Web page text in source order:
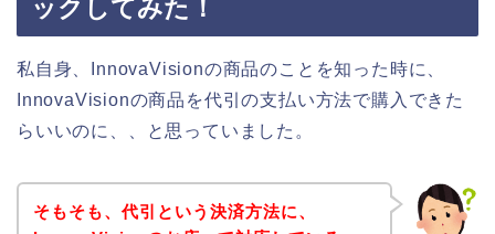
ックしてみた！
私自身、InnovaVisionの商品のことを知った時に、
InnovaVisionの商品を代引の支払い方法で購入できた
らいいのに、、と思っていました。
そもそも、代引という決済方法に、